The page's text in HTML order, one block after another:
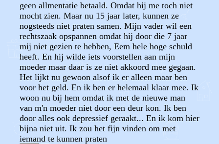
geen allmentatie betaald. Omdat hij me toch niet
mocht zien. Maar nu 15 jaar later, kunnen ze
nogsteeds niet praten samen. Mijn vader wil een
rechtszaak opspannen omdat hij door die 7 jaar
mij niet gezien te hebben, Eem hele hoge schuld
heeft. En hij wilde iets voorstellen aan mijn
moeder maar daar is ze niet akkoord mee gegaan.
Het lijkt nu gewoon alsof ik er alleen maar ben
voor het geld. En ik ben er helemaal klaar mee. Ik
woon nu bij hem omdat ik met de nieuwe man
van m'n moeder niet door een deur kon. Ik ben
door alles ook depressief geraakt... En ik kom hier
bijna niet uit. Ik zou het fijn vinden om met
iemand te kunnen praten